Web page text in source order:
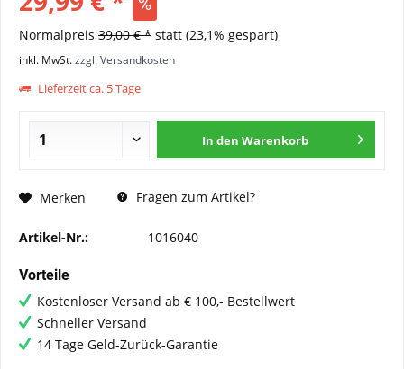
Normalpreis 39,00 € * statt (23,1% gespart)
inkl. MwSt.zzgl. Versandkosten
Lieferzeit ca. 5 Tage
In den Warenkorb
Merken Fragen zum Artikel?
Artikel-Nr.: 1016040
Vorteile
Kostenloser Versand ab € 100,- Bestellwert
Schneller Versand
14 Tage Geld-Zurück-Garantie